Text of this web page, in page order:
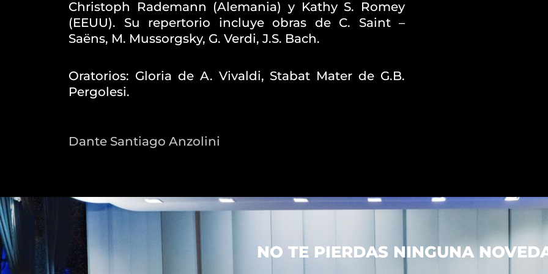
Christoph Rademann (Alemania) y Kathy S. Romey
(EEUU). Su repertorio incluye obras de C. Saint –
Saëns, M. Mussorgsky, G. Verdi, J.S. Bach.
Oratorios: Gloria de A. Vivaldi, Stabat Mater de G.B.
Pergolesi.
Dante Santiago Anzolini
NO TE PIERDAS NINGUNA